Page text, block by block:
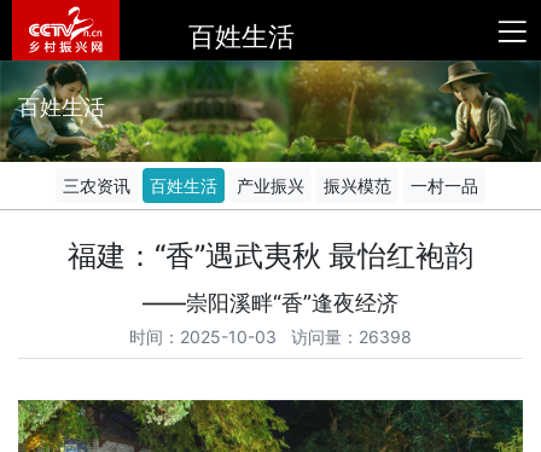
百姓生活
百姓生活
三农资讯 百姓生活 产业振兴 振兴模范 一村一品
福建：“香”遇武夷秋 最怡红袍韵
——崇阳溪畔“香”逢夜经济
时间：2025-10-03 访问量：26398